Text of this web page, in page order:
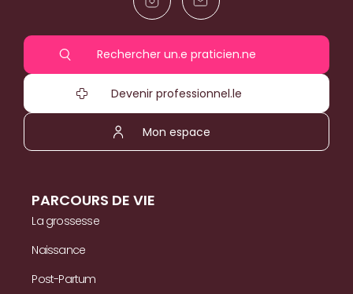
Rechercher un.e praticien.ne
Devenir professionnel.le
Mon espace
PARCOURS DE VIE
La grossesse
Naissance
Post-Partum